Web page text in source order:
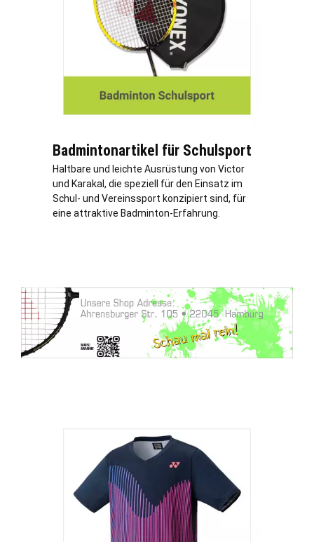
Badmintonartikel für Schulsport
Haltbare und leichte Ausrüstung von Victor
und Karakal, die speziell für den Einsatz im
Schul- und Vereinssport konzipiert sind, für
eine attraktive Badminton-Erfahrung.